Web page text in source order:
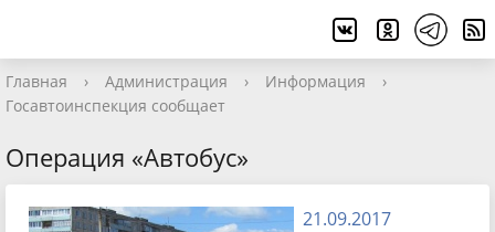
Главная › Администрация › Информация
›
Госавтоинспекция сообщает
Операция «Автобус»
21.09.2017